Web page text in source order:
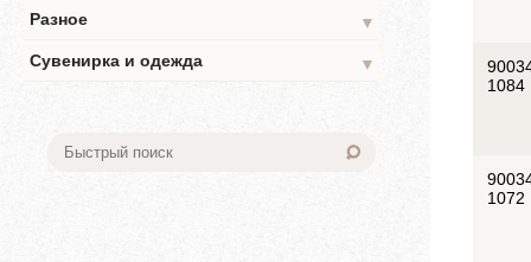
Разное
▼
Сувенирка и одежда
▼
1084
1072